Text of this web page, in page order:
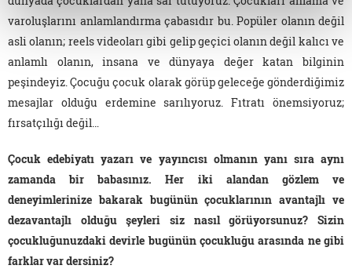
varoluşlarını anlamlandırma çabasıdır bu. Popüler olanın değil
asli olanın; reels videoları gibi gelip geçici olanın değil kalıcı ve
anlamlı olanın, insana ve dünyaya değer katan bilginin
peşindeyiz. Çocuğu çocuk olarak görüp geleceğe gönderdiğimiz
mesajlar olduğu erdemine sarılıyoruz. Fıtratı önemsiyoruz;
fırsatçılığı değil…
Çocuk edebiyatı yazarı ve yayıncısı olmanın yanı sıra aynı
zamanda bir babasınız. Her iki alandan gözlem ve
deneyimlerinize bakarak bugünün çocuklarının avantajlı ve
dezavantajlı olduğu şeyleri siz nasıl görüyorsunuz? Sizin
çocukluğunuzdaki devirle bugünün çocukluğu arasında ne gibi
farklar var dersiniz?